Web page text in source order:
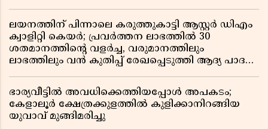
ലയനത്തിന് പിന്നാലെ കരുത്തുകാട്ടി ആസ്റ്റർ ഡിഎം
ക്വാളിറ്റി കെയർ; പ്രവർത്തന ലാഭത്തിൽ 30
ശതമാനത്തിൻ്റെ വളർച്ച, വരുമാനത്തിലും
ലാഭത്തിലും വൻ കുതിപ്പ് രേഖപ്പെടുത്തി ആദ്യ പാദ
ഭാര്യവീട്ടിൽ അവധിക്കെത്തിയപ്പോൾ അപകടം;
കേളാലൂർ ക്ഷേത്രക്കുളത്തിൽ കുളിക്കാനിറങ്ങിയ
യുവാവ് മുങ്ങിമരിച്ചു